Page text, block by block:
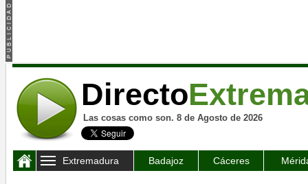
Directo
Las cosas como son. 8 de Agosto de 2026
Extremadura Badajoz Cáceres